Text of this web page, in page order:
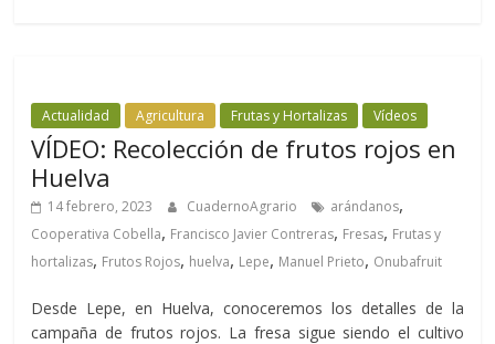
Actualidad Agricultura Frutas y Hortalizas Vídeos
VÍDEO: Recolección de frutos rojos en
Huelva
14 febrero, 2023 CuadernoAgrario arándanos,
Cooperativa Cobella, Francisco Javier Contreras, Fresas, Frutas y
hortalizas, Frutos Rojos, huelva, Lepe, Manuel Prieto, Onubafruit
Desde Lepe, en Huelva, conoceremos los detalles de la
campaña de frutos rojos. La fresa sigue siendo el cultivo